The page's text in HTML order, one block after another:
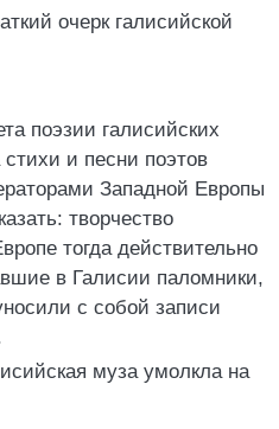
очерк галисийской
поэзии галисийских
и песни поэтов
Западной Европы
творчество
тогда действительно
в Галисии паломники,
с собой записи
муза умолкла на